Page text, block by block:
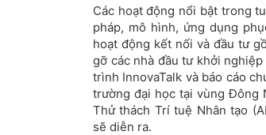
Các hoạt động nổi bật trong
pháp, mô hình, ứng dụng
hoạt động kết nối và đầu tư
gỡ các nhà đầu tư khởi
trình InnovaTalk và báo cáo
trường đại học tại vùng Đông
Thử thách Trí tuệ Nhân tạo
sẽ diễn ra.